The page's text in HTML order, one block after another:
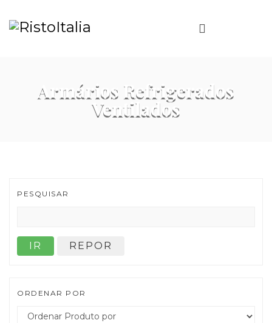
Armários Refrigerados
Ventilados
PESQUISAR
ORDENAR POR